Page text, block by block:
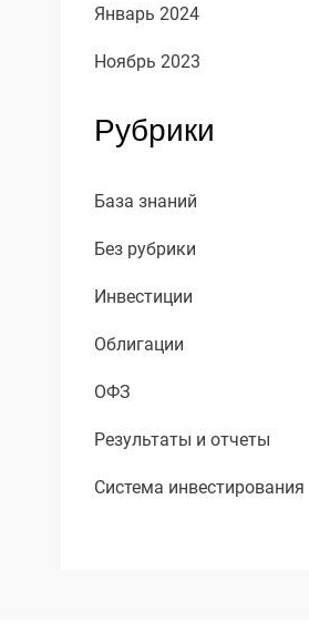
Январь 2024
Ноябрь 2023
Рубрики
База знаний
Без рубрики
Инвестиции
Облигации
ОФЗ
Результаты и отчеты
Система инвестирования